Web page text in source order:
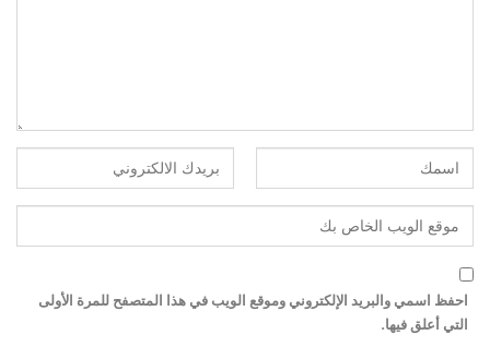
احفظ اسمي والبريد الإلكتروني وموقع الويب في هذا المتصفح للمرة الأولى
التي أعلق فيها.